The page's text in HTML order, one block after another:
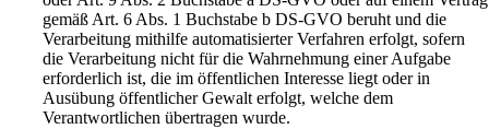
gemäß Art. 6 Abs. 1 Buchstabe b DS-GVO beruht und die
Verarbeitung mithilfe automatisierter Verfahren erfolgt, sofern
die Verarbeitung nicht für die Wahrnehmung einer Aufgabe
erforderlich ist, die im öffentlichen Interesse liegt oder in
Ausübung öffentlicher Gewalt erfolgt, welche dem
Verantwortlichen übertragen wurde.